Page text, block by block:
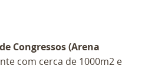
Congressos (Arena
com cerca de 1000m2 e